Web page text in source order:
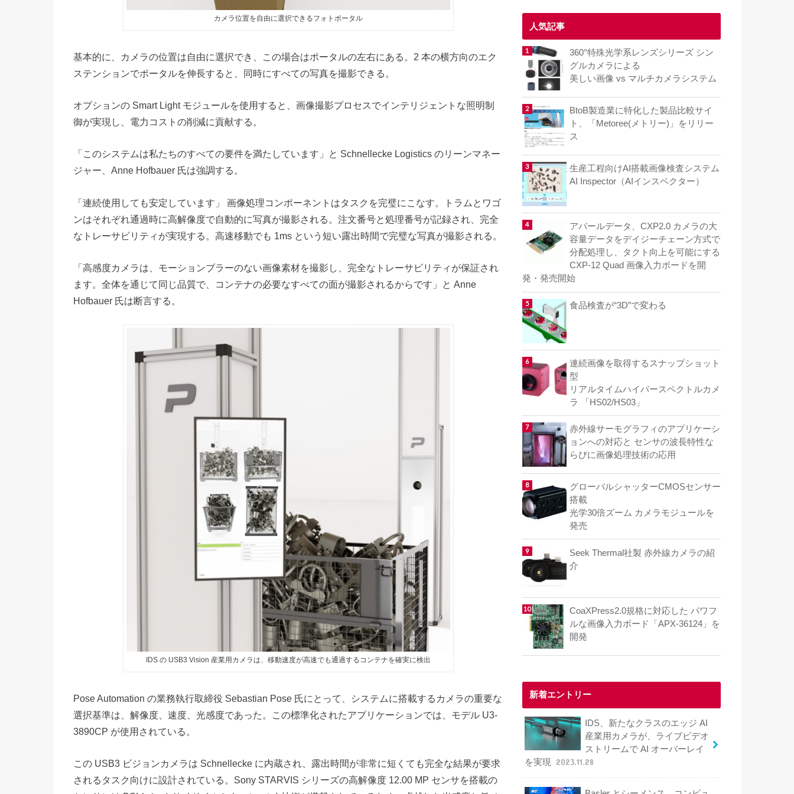
カメラ位置を自由に選択できるフォトポータル
基本的に、カメラの位置は自由に選択でき、この場合はポータルの左右にある。2 本の横方向のエク
ステンションでポータルを伸長すると、同時にすべての写真を撮影できる。
オプションの Smart Light モジュールを使用すると、画像撮影プロセスでインテリジェントな照明制
御が実現し、電力コストの削減に貢献する。
「このシステムは私たちのすべての要件を満たしています」と Schnellecke Logistics のリーンマネー
ジャー、Anne Hofbauer 氏は強調する。
「連続使用しても安定しています」 画像処理コンポーネントはタスクを完璧にこなす。トラムとワゴ
ンはそれぞれ通過時に高解像度で自動的に写真が撮影される。注文番号と処理番号が記録され、完全
なトレーサビリティが実現する。高速移動でも 1ms という短い露出時間で完璧な写真が撮影される。
「高感度カメラは、モーションブラーのない画像素材を撮影し、完全なトレーサビリティが保証され
ます。全体を通じて同じ品質で、コンテナの必要なすべての面が撮影されるからです」と Anne
Hofbauer 氏は断言する。
IDS の USB3 Vision 産業用カメラは、移動速度が高速でも通過するコンテナを確実に検出
Pose Automation の業務執行取締役 Sebastian Pose 氏にとって、システムに搭載するカメラの重要な
選択基準は、解像度、速度、光感度であった。この標準化されたアプリケーションでは、モデル U3-
3890CP が使用されている。
この USB3 ビジョンカメラは Schnellecke に内蔵され、露出時間が非常に短くても完全な結果が要求
されるタスク向けに設計されている。Sony STARVIS シリーズの高解像度 12.00 MP センサを搭載の
人気記事
360°特殊光学系レンズシリーズ シン
グルカメラによる
美しい画像 vs マルチカメラシステム
BtoB製造業に特化した製品比較サイ
ト、「Metoree(メトリー)」をリリー
ス
生産工程向けAI搭載画像検査システム
AI Inspector（AIインスペクター）
アバールデータ、CXP2.0 カメラの大
容量データをデイジーチェーン方式で
分配処理し、タクト向上を可能にする
CXP-12 Quad 画像入力ボードを開
発・発売開始
食品検査が“3D”で変わる
連続画像を取得するスナップショット
型
リアルタイムハイパースペクトルカメ
ラ 「HS02/HS03」
赤外線サーモグラフィのアプリケーシ
ョンへの対応と センサの波長特性な
らびに画像処理技術の応用
グローバルシャッターCMOSセンサー
搭載
光学30倍ズーム カメラモジュールを
発売
Seek Thermal社製 赤外線カメラの紹
介
CoaXPress2.0規格に対応した パワフ
ルな画像入力ボード「APX-36124」を
開発
新着エントリー
IDS、新たなクラスのエッジ AI
産業用カメラが、ライブビデオ
ストリームで AI オーバーレイ
を実現 2023.11.28